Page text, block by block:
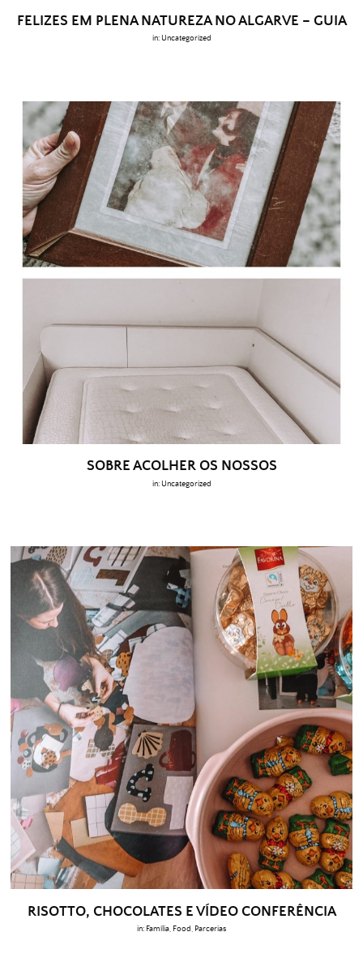
FELIZES EM PLENA NATUREZA NO ALGARVE – GUIA
in: Uncategorized
SOBRE ACOLHER OS NOSSOS
in: Uncategorized
RISOTTO, CHOCOLATES E VÍDEO CONFERÊNCIA
in: Família Food Parcerias